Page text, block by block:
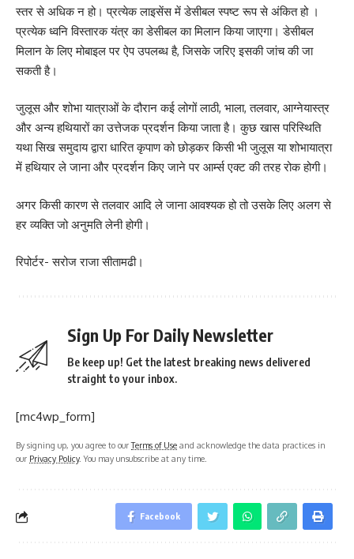
स्तर से अधिक न हो। प्रत्येक लाइसेंस में डेसीबल स्पष्ट रूप से अंकित हो ।
प्रत्येक ध्वनि विस्तारक यंत्र का डेसीबल का मिलान किया जाएगा। डेसीबल
मिलान के लिए मोबाइल पर ऐप उपलब्ध है, जिसके जरिए इसकी जांच की जा
सकती है।
जुलूस और शोभा यात्राओं के दौरान कई लोगों लाठी, भाला, तलवार, आग्नेयास्त्र
और अन्य हथियारों का उत्तेजक प्रदर्शन किया जाता है। कुछ खास परिस्थिति
यथा सिख समुदाय द्वारा धारित कृपाण को छोड़कर किसी भी जुलूस या शोभायात्रा
में हथियार ले जाना और प्रदर्शन किए जाने पर आर्म्स एक्ट की तरह रोक होगी।
अगर किसी कारण से तलवार आदि ले जाना आवश्यक हो तो उसके लिए अलग से
हर व्यक्ति जो अनुमति लेनी होगी।
रिपोर्टर- सरोज राजा सीतामढी।
Sign Up For Daily Newsletter
Be keep up! Get the latest breaking news delivered
straight to your inbox.
[mc4wp_form]
By signing up, you agree to ourTerms of Use and acknowledge the data practices in
our Privacy Policy. You may unsubscribe at any time.
Facebook